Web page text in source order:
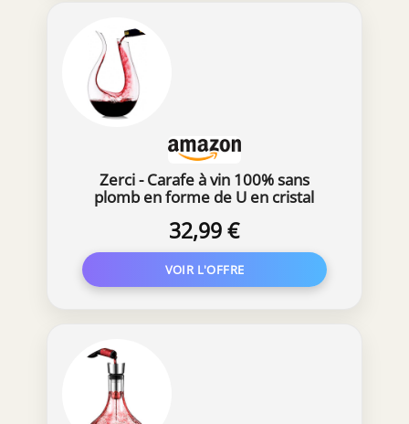
Zerci - Carafe à vin 100% sans
plomb en forme de U en cristal
32,99 €